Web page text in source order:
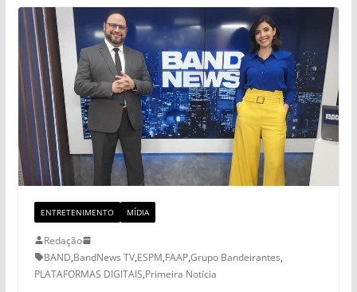
ENTRETENIMENTO MÍDIA
Redação
BAND,BandNews TV,ESPM,FAAP,Grupo Bandeirantes,
PLATAFORMAS DIGITAIS,Primeira Notícia